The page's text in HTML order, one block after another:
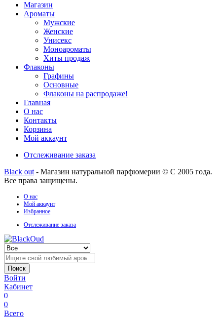
Магазин
Ароматы
Мужские
Женские
Унисекс
Моноароматы
Хиты продаж
Флаконы
Графины
Основные
Флаконы на распродаже!
Главная
О нас
Контакты
Корзина
Мой аккаунт
Отслеживание заказа
Black out - Магазин натуральной парфюмерии © С 2005 года.
Все права защищены.
О нас
Мой аккаунт
Избранное
Отслеживание заказа
Поиск
Войти
Кабинет
0
0
Всего